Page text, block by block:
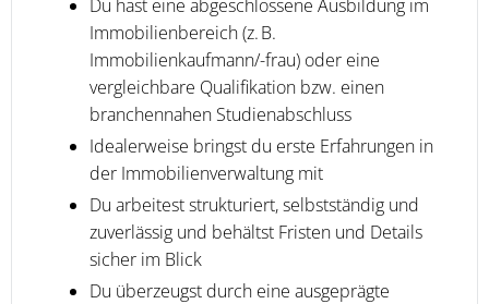
Du hast eine abgeschlossene Ausbildung im
Immobilienbereich (z. B.
Immobilienkaufmann/-frau) oder eine
vergleichbare Qualifikation bzw. einen
branchennahen Studienabschluss
Idealerweise bringst du erste Erfahrungen in
der Immobilienverwaltung mit
Du arbeitest strukturiert, selbstständig und
zuverlässig und behältst Fristen und Details
sicher im Blick
Du überzeugst durch eine ausgeprägte